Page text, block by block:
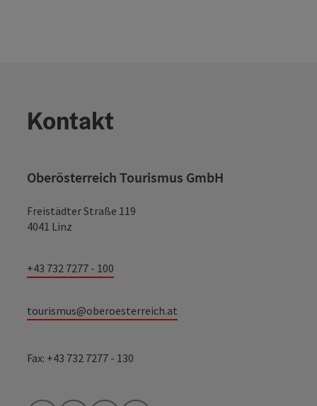
Kontakt
Oberösterreich Tourismus GmbH
Freistädter Straße 119
4041 Linz
+43 732 7277 - 100
tourismus@oberoesterreich.at
Fax: +43 732 7277 - 130